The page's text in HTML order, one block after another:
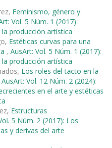
Feminismo, género y
Vol. 5 Núm. 1 (2017):
producción artística
Estéticas curvas para una
, AusArt: Vol. 5 Núm. 1 (2017):
producción artística
Los roles del tacto en la
AusArt: Vol. 12 Núm. 2 (2024):
en el arte y estéticas
Estructuras
5 Núm. 2 (2017): Los
y derivas del arte